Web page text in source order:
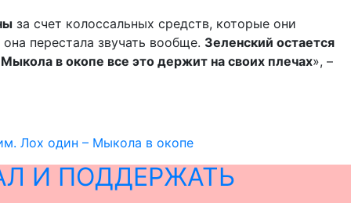
за счет колоссальных средств, которые они
перестала звучать вообще. Зеленский остается
в окопе все это держит на своих плечах», –
Лох один – Мыкола в окопе
И ПОДДЕРЖАТЬ